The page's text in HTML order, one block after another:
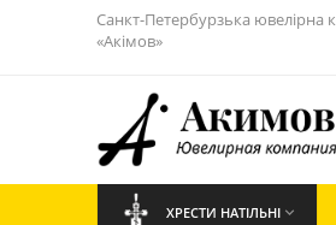
Санкт-Петербурзька ювелірна
«Акімов»
ХРЕСТИ НАТІЛЬНІ 